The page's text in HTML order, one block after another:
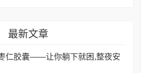
最新文章
仁胶囊——让你躺下就困,整夜安